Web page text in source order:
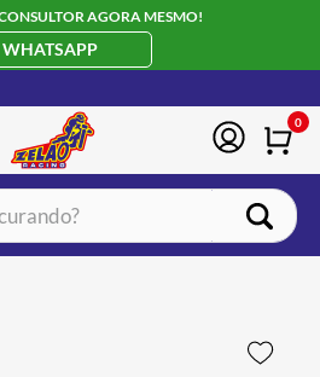
AGORA MESMO!
WHATSAPP
0